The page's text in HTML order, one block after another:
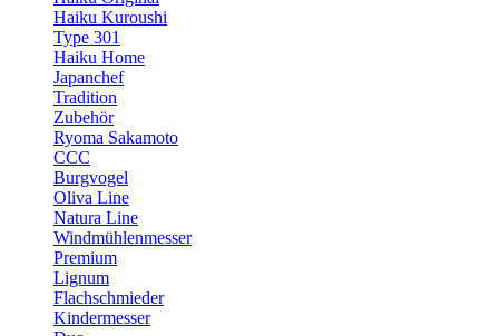
Haiku Kuroushi
Type 301
Haiku Home
Japanchef
Tradition
Zubehör
Ryoma Sakamoto
CCC
Burgvogel
Oliva Line
Natura Line
Windmühlenmesser
Premium
Lignum
Flachschmieder
Kindermesser